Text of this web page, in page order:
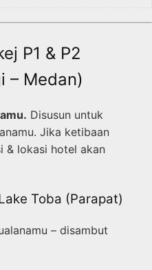
P1 & P2
– Medan)
Disusun untuk
Jika ketibaan
& lokasi hotel akan
Toba (Parapat)
– disambut